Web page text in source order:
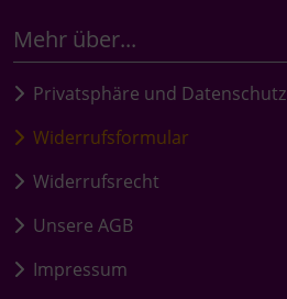
Mehr über...
Privatsphäre und Datenschutz
Widerrufsformular
Widerrufsrecht
Unsere AGB
Impressum